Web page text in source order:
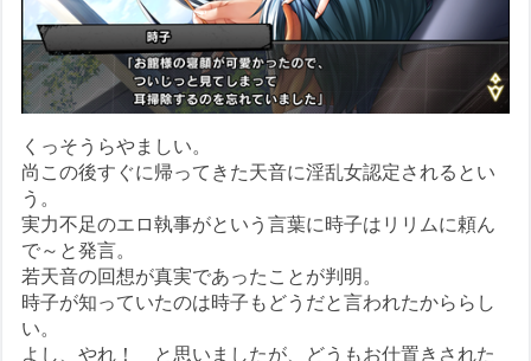
くっそうらやましい。
尚この後すぐに帰ってきた天音に淫乱女認定されるとい
う。
実力不足のエロ執事がという言葉に時子はリリムに頼ん
で～と発言。
若天音の回想が真実であったことが判明。
時子が知っていたのは時子もどうだと言われたかららし
い。
よし、やれ！ と思いましたが、どうもお仕置きされた